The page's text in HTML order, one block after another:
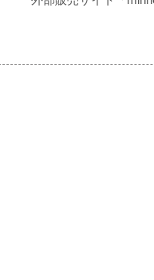
約 直径23×高さ2.2cm